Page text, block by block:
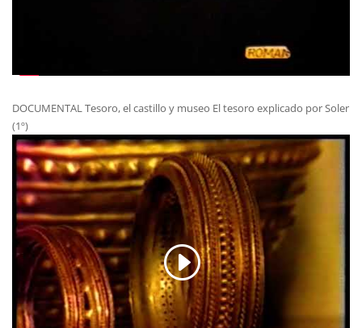
DOCUMENTAL Tesoro, el castillo y museo El tesoro explicado por Soler
(1º)